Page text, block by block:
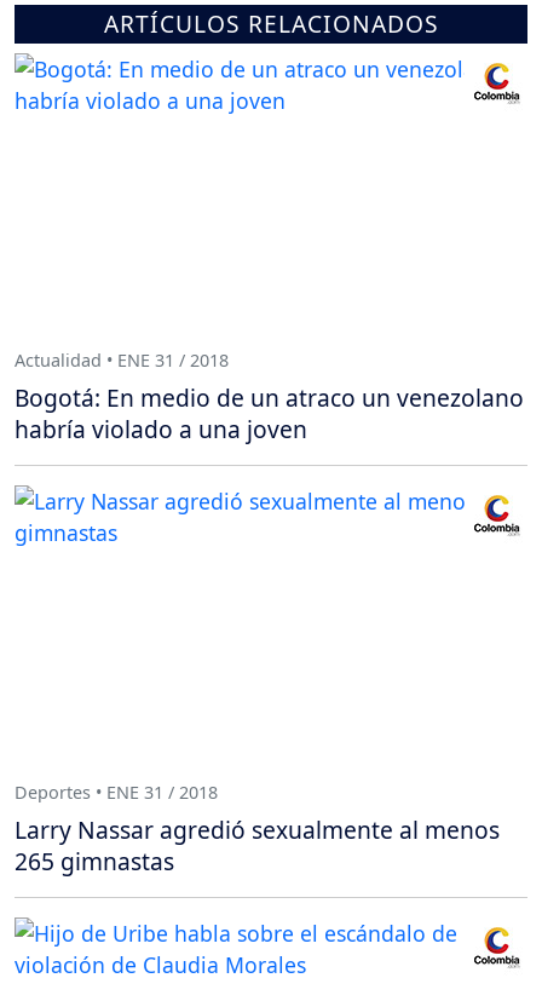
ARTÍCULOS RELACIONADOS
Actualidad • ENE 31 / 2018
Bogotá: En medio de un atraco un venezolano
habría violado a una joven
Deportes • ENE 31 / 2018
Larry Nassar agredió sexualmente al menos
265 gimnastas